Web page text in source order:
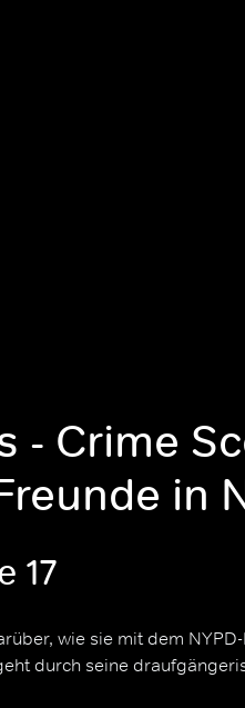
- Crime
in
17
wie sie mit dem
durch seine